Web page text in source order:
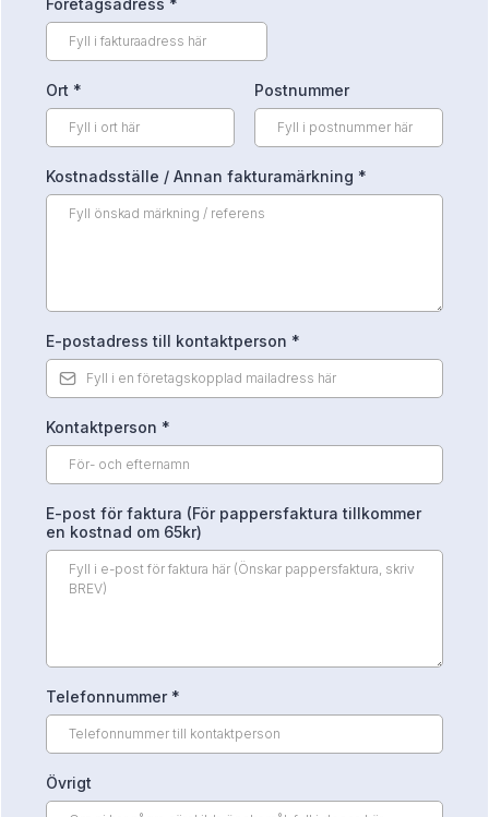
Företagsadress *
Ort * Postnummer
Kostnadsställe / Annan fakturamärkning *
E-postadress till kontaktperson *
Kontaktperson *
E-post för faktura (För pappersfaktura tillkommer
en kostnad om 65kr)
Telefonnummer *
Övrigt